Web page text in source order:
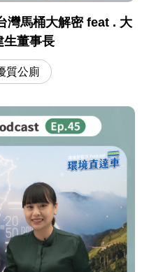
灣馬桶大解密 feat . 大
生董事長
質公廁